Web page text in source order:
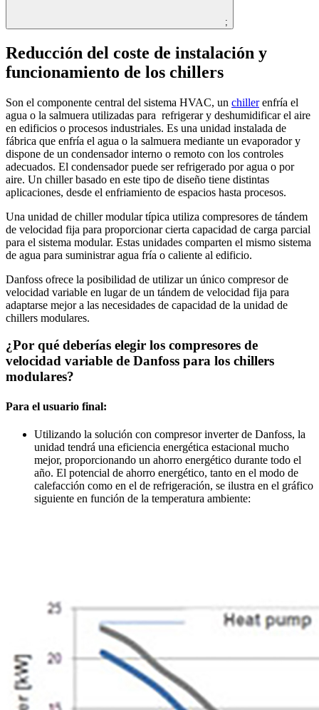
;
Reducción del coste de instalación y
funcionamiento de los chillers
Son el componente central del sistema HVAC, un chillerenfría el
agua o la salmuera utilizadas para refrigerar y deshumidificar el aire
en edificios o procesos industriales. Es una unidad instalada de
fábrica que enfría el agua o la salmuera mediante un evaporador y
dispone de un condensador interno o remoto con los controles
adecuados. El condensador puede ser refrigerado por agua o por
aire. Un chiller basado en este tipo de diseño tiene distintas
aplicaciones, desde el enfriamiento de espacios hasta procesos.
Una unidad de chiller modular típica utiliza compresores de tándem
de velocidad fija para proporcionar cierta capacidad de carga parcial
para el sistema modular. Estas unidades comparten el mismo sistema
de agua para suministrar agua fría o caliente al edificio.
Danfoss ofrece la posibilidad de utilizar un único compresor de
velocidad variable en lugar de un tándem de velocidad fija para
adaptarse mejor a las necesidades de capacidad de la unidad de
chillers modulares.
¿Por qué deberías elegir los compresores de
velocidad variable de Danfoss para los chillers
modulares?
Para el usuario final:
Utilizando la solución con compresor inverter de Danfoss, la
unidad tendrá una eficiencia energética estacional mucho
mejor, proporcionando un ahorro energético durante todo el
año. El potencial de ahorro energético, tanto en el modo de
calefacción como en el de refrigeración, se ilustra en el gráfico
siguiente en función de la temperatura ambiente: